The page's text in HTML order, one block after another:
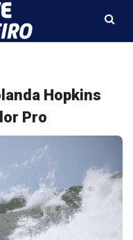
Hopkins
Pro